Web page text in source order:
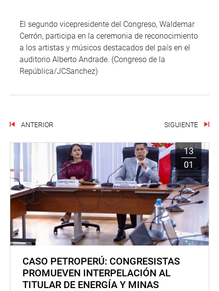
El segundo vicepresidente del Congreso, Waldemar
Cerrón, participa en la ceremonia de reconocimiento
a los artistas y músicos destacados del país en el
auditorio Alberto Andrade. (Congreso de la
República/JCSanchez)
ANTERIOR SIGUIENTE
13
01
CASO PETROPERÚ: CONGRESISTAS
PROMUEVEN INTERPELACIÓN AL
TITULAR DE ENERGÍA Y MINAS